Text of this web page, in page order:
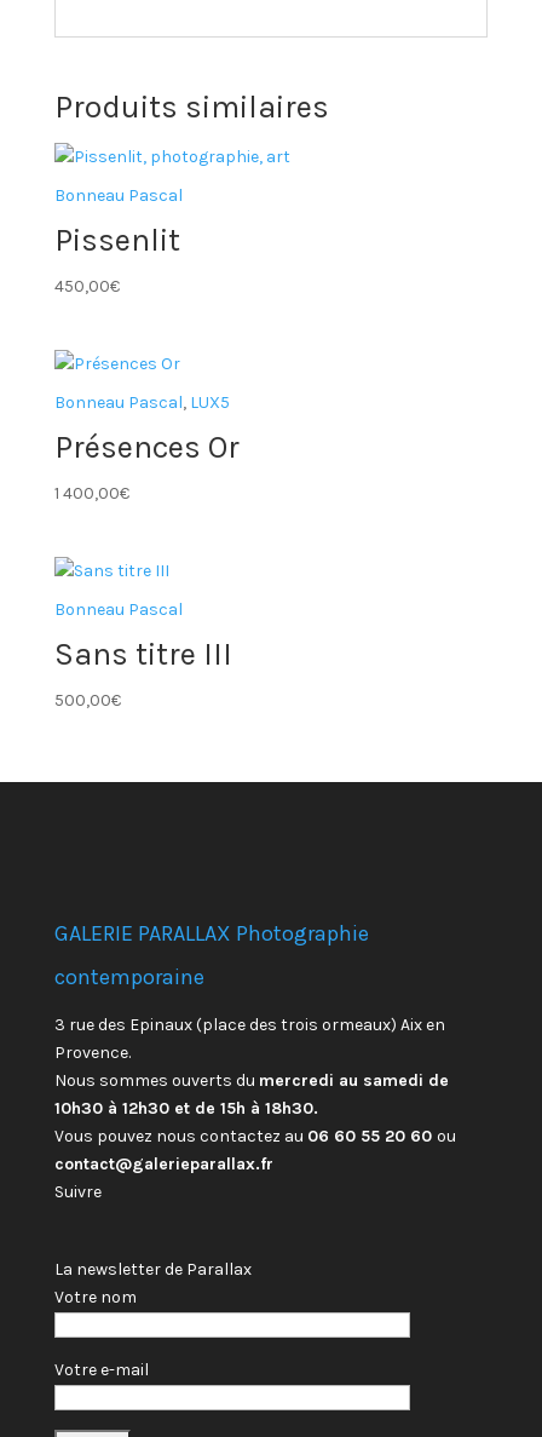
Produits similaires
Bonneau Pascal
Pissenlit
450,00€
Bonneau Pascal, LUX5
Présences Or
1 400,00€
Bonneau Pascal
Sans titre III
500,00€
GALERIE PARALLAX Photographie
contemporaine
3 rue des Epinaux (place des trois ormeaux) Aix en
Provence.
Nous sommes ouverts du mercredi au samedi de
10h30 à 12h30 et de 15h à 18h30.
Vous pouvez nous contactez au 06 60 55 20 60 ou
contact@galerieparallax.fr
Suivre
La newsletter de Parallax
Votre nom
Votre e-mail